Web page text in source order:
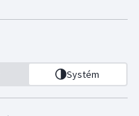
Systém